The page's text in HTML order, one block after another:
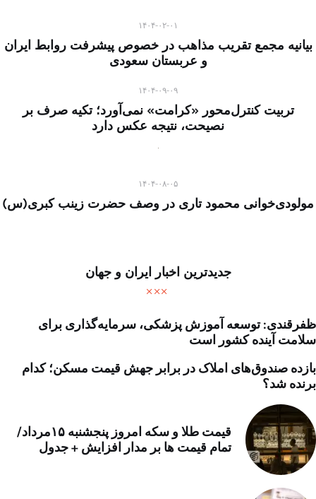
۱۴۰۴-۰۲-۰۱
بیانیه مجمع تقریب مذاهب در خصوص پیشرفت روابط ایران
و عربستان سعودی
۱۴۰۴-۰۹-۰۹
تربیت کنترل‌محور «کرامت» نمی‌آورد؛ تکیه صرف بر
نصیحت، نتیجه عکس دارد
۱۴۰۴-۰۸-۰۵
مولودی‌خوانی محمود تاری در وصف حضرت زینب کبری(س)
جدیدترین اخبار ایران و جهان
ظفرقندی: توسعه آموزش پزشکی، سرمایه‌گذاری برای
سلامت آینده کشور است
بازده صندوق‌های املاک در برابر جهش قیمت مسکن؛ کدام
برنده شد؟
قیمت طلا و سکه امروز پنجشنبه ۱۵مرداد/
تمام قیمت ها بر مدار افزایش + جدول